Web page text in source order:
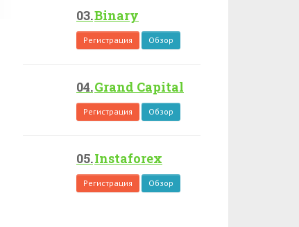
Binary
Регистрация Обзор
Grand Capital
Регистрация Обзор
Instaforex
Регистрация Обзор